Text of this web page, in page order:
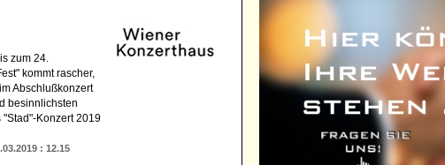
zum 24.
kommt rascher,
Abschlußkonzert
besinnlichsten
Konzert 2019
: 12.15